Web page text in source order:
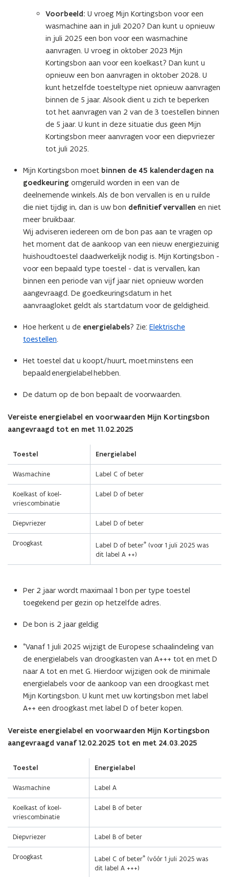
Voorbeeld: U vroeg Mijn Kortingsbon voor een
wasmachine aan in juli 2020? Dan kunt u opnieuw
in juli 2025 een bon voor een wasmachine
aanvragen. U vroeg in oktober 2023 Mijn
Kortingsbon aan voor een koelkast? Dan kunt u
opnieuw een bon aanvragen in oktober 2028. U
kunt hetzelfde toesteltype niet opnieuw aanvragen
binnen de 5 jaar. Alsook dient u zich te beperken
tot het aanvragen van 2 van de 3 toestellen binnen
de 5 jaar. U kunt in deze situatie dus geen Mijn
Kortingsbon meer aanvragen voor een diepvriezer
tot juli 2025.
Mijn Kortingsbon moet binnen de 45 kalenderdagen na
goedkeuring omgeruild worden in een van de
deelnemende winkels. Als de bon vervallen is en u ruilde
die niet tijdig in, dan is uw bon definitief vervallen en niet
meer bruikbaar.
Wij adviseren iedereen om de bon pas aan te vragen op
het moment dat de aankoop van een nieuw energiezuinig
huishoudtoestel daadwerkelijk nodig is. Mijn Kortingsbon -
voor een bepaald type toestel - dat is vervallen, kan
binnen een periode van vijf jaar niet opnieuw worden
aangevraagd. De goedkeuringsdatum in het
aanvraagloket geldt als startdatum voor de geldigheid.
Hoe herkent u de energielabels? Zie: Elektrische
toestellen.
Het toestel dat u koopt/huurt, moet minstens een
bepaald energielabel hebben.
De datum op de bon bepaalt de voorwaarden.
Vereiste energielabel en voorwaarden Mijn Kortingsbon
aangevraagd tot en met 11.02.2025
Toestel Energielabel
Wasmachine Label C of beter
Koelkast of koel-
vriescombinatie
Label D of beter
Diepvriezer Label D of beter
Droogkast Label D of beter* (voor 1 juli 2025 was
dit label A ++)
Per 2 jaar wordt maximaal 1 bon per type toestel
toegekend per gezin op hetzelfde adres.
De bon is 2 jaar geldig
*Vanaf 1 juli 2025 wijzigt de Europese schaalindeling van
de energielabels van droogkasten van A+++ tot en met D
naar A tot en met G. Hierdoor wijzigen ook de minimale
energielabels voor de aankoop van een droogkast met
Mijn Kortingsbon. U kunt met uw kortingsbon met label
A++ een droogkast met label D of beter kopen.
Vereiste energielabel en voorwaarden Mijn Kortingsbon
aangevraagd vanaf 12.02.2025 tot en met 24.03.2025
Toestel Energielabel
Wasmachine Label A
Koelkast of koel-
vriescombinatie
Label B of beter
Diepvriezer Label B of beter
Droogkast Label C of beter* (vóór 1 juli 2025 was
dit label A +++)